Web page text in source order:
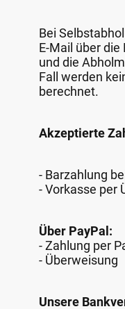
Bei
E-Mail über
und die
Fall werden
berechnet.
Akzeptierte
- Barzahlung
- Vorkasse per
Über PayPal:
- Zahlung per
- Überweisung
Unsere